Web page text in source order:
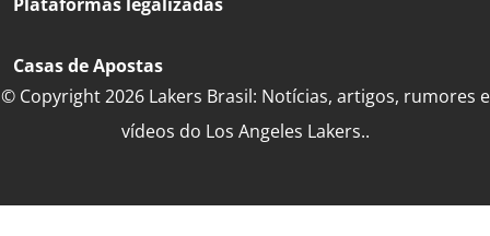
Casas de Apostas
© Copyright 2026 Lakers Brasil: Notícias, artigos, rumores e
vídeos do Los Angeles Lakers..